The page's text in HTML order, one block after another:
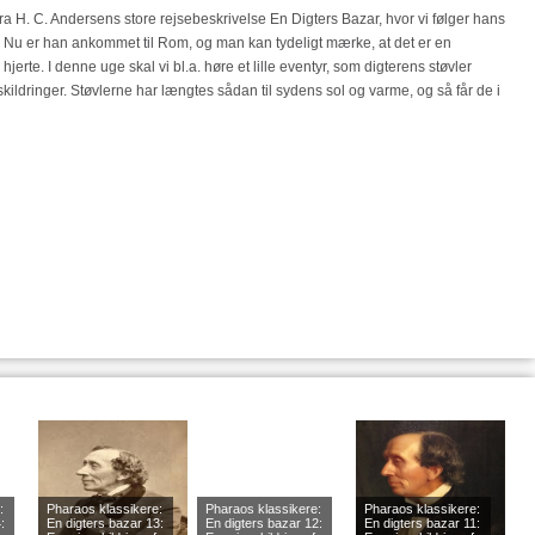
H. C. Andersens store rejsebeskrivelse En Digters Bazar, hvor vi følger hans
er han ankommet til Rom, og man kan tydeligt mærke, at det er en
I denne uge skal vi bl.a. høre et lille eventyr, som digterens støvler
Støvlerne har længtes sådan til sydens sol og varme, og så får de i
Pharaos klassikere:
En digters bazar 13:
Pharaos klassikere:
En digters bazar 12:
Pharaos klassikere:
En digters bazar 11: